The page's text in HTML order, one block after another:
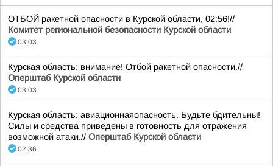
ОТБОЙ ракетной опасности в Курской области, 02:56!//
Комитет региональной безопасности Курской области
03:03
Курская область: внимание! Отбой ракетной опасности.//
Оперштаб Курской области
03:03
Курская область: авиационнаяопасность. Будьте бдительны!
Силы и средства приведены в готовность для отражения
возможной атаки.// Оперштаб Курской области
02:36